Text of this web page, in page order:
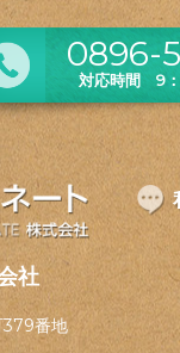
0896-
対応時間 9
社
379番地